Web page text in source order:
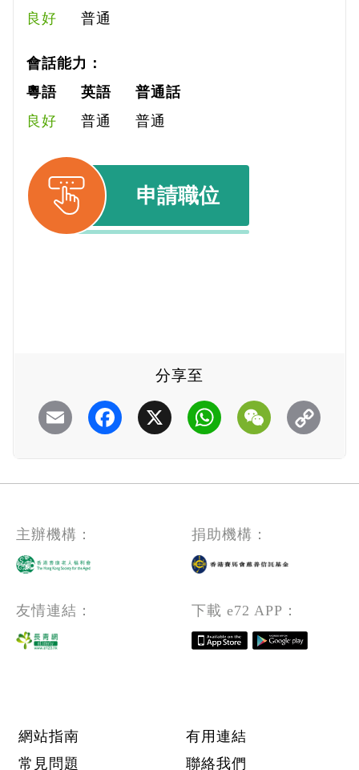
良好
普通
會話能力：
粵語
良好
英語
普通
普通話
普通
申請職位
分享至
Email Facebook
X WhatsAppWeChat
主辦機構： 捐助機構：
友情連結： 下載 e72 APP：
Footer menu
網站指南
有用連結
常見問題
聯絡我們